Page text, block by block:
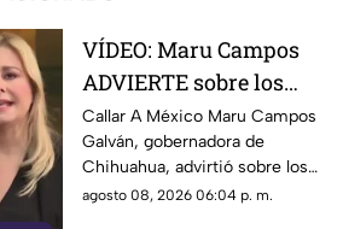
VÍDEO: Maru Campos
ADVIERTE sobre los
RIESGOS de los nuevos
lineamientos
propuestos por el
Gobierno
Callar A México Maru Campos
Galván, gobernadora de
Chihuahua, advirtió sobre los
riesgos que podrían
agosto 08, 2026 06:04 p. m.